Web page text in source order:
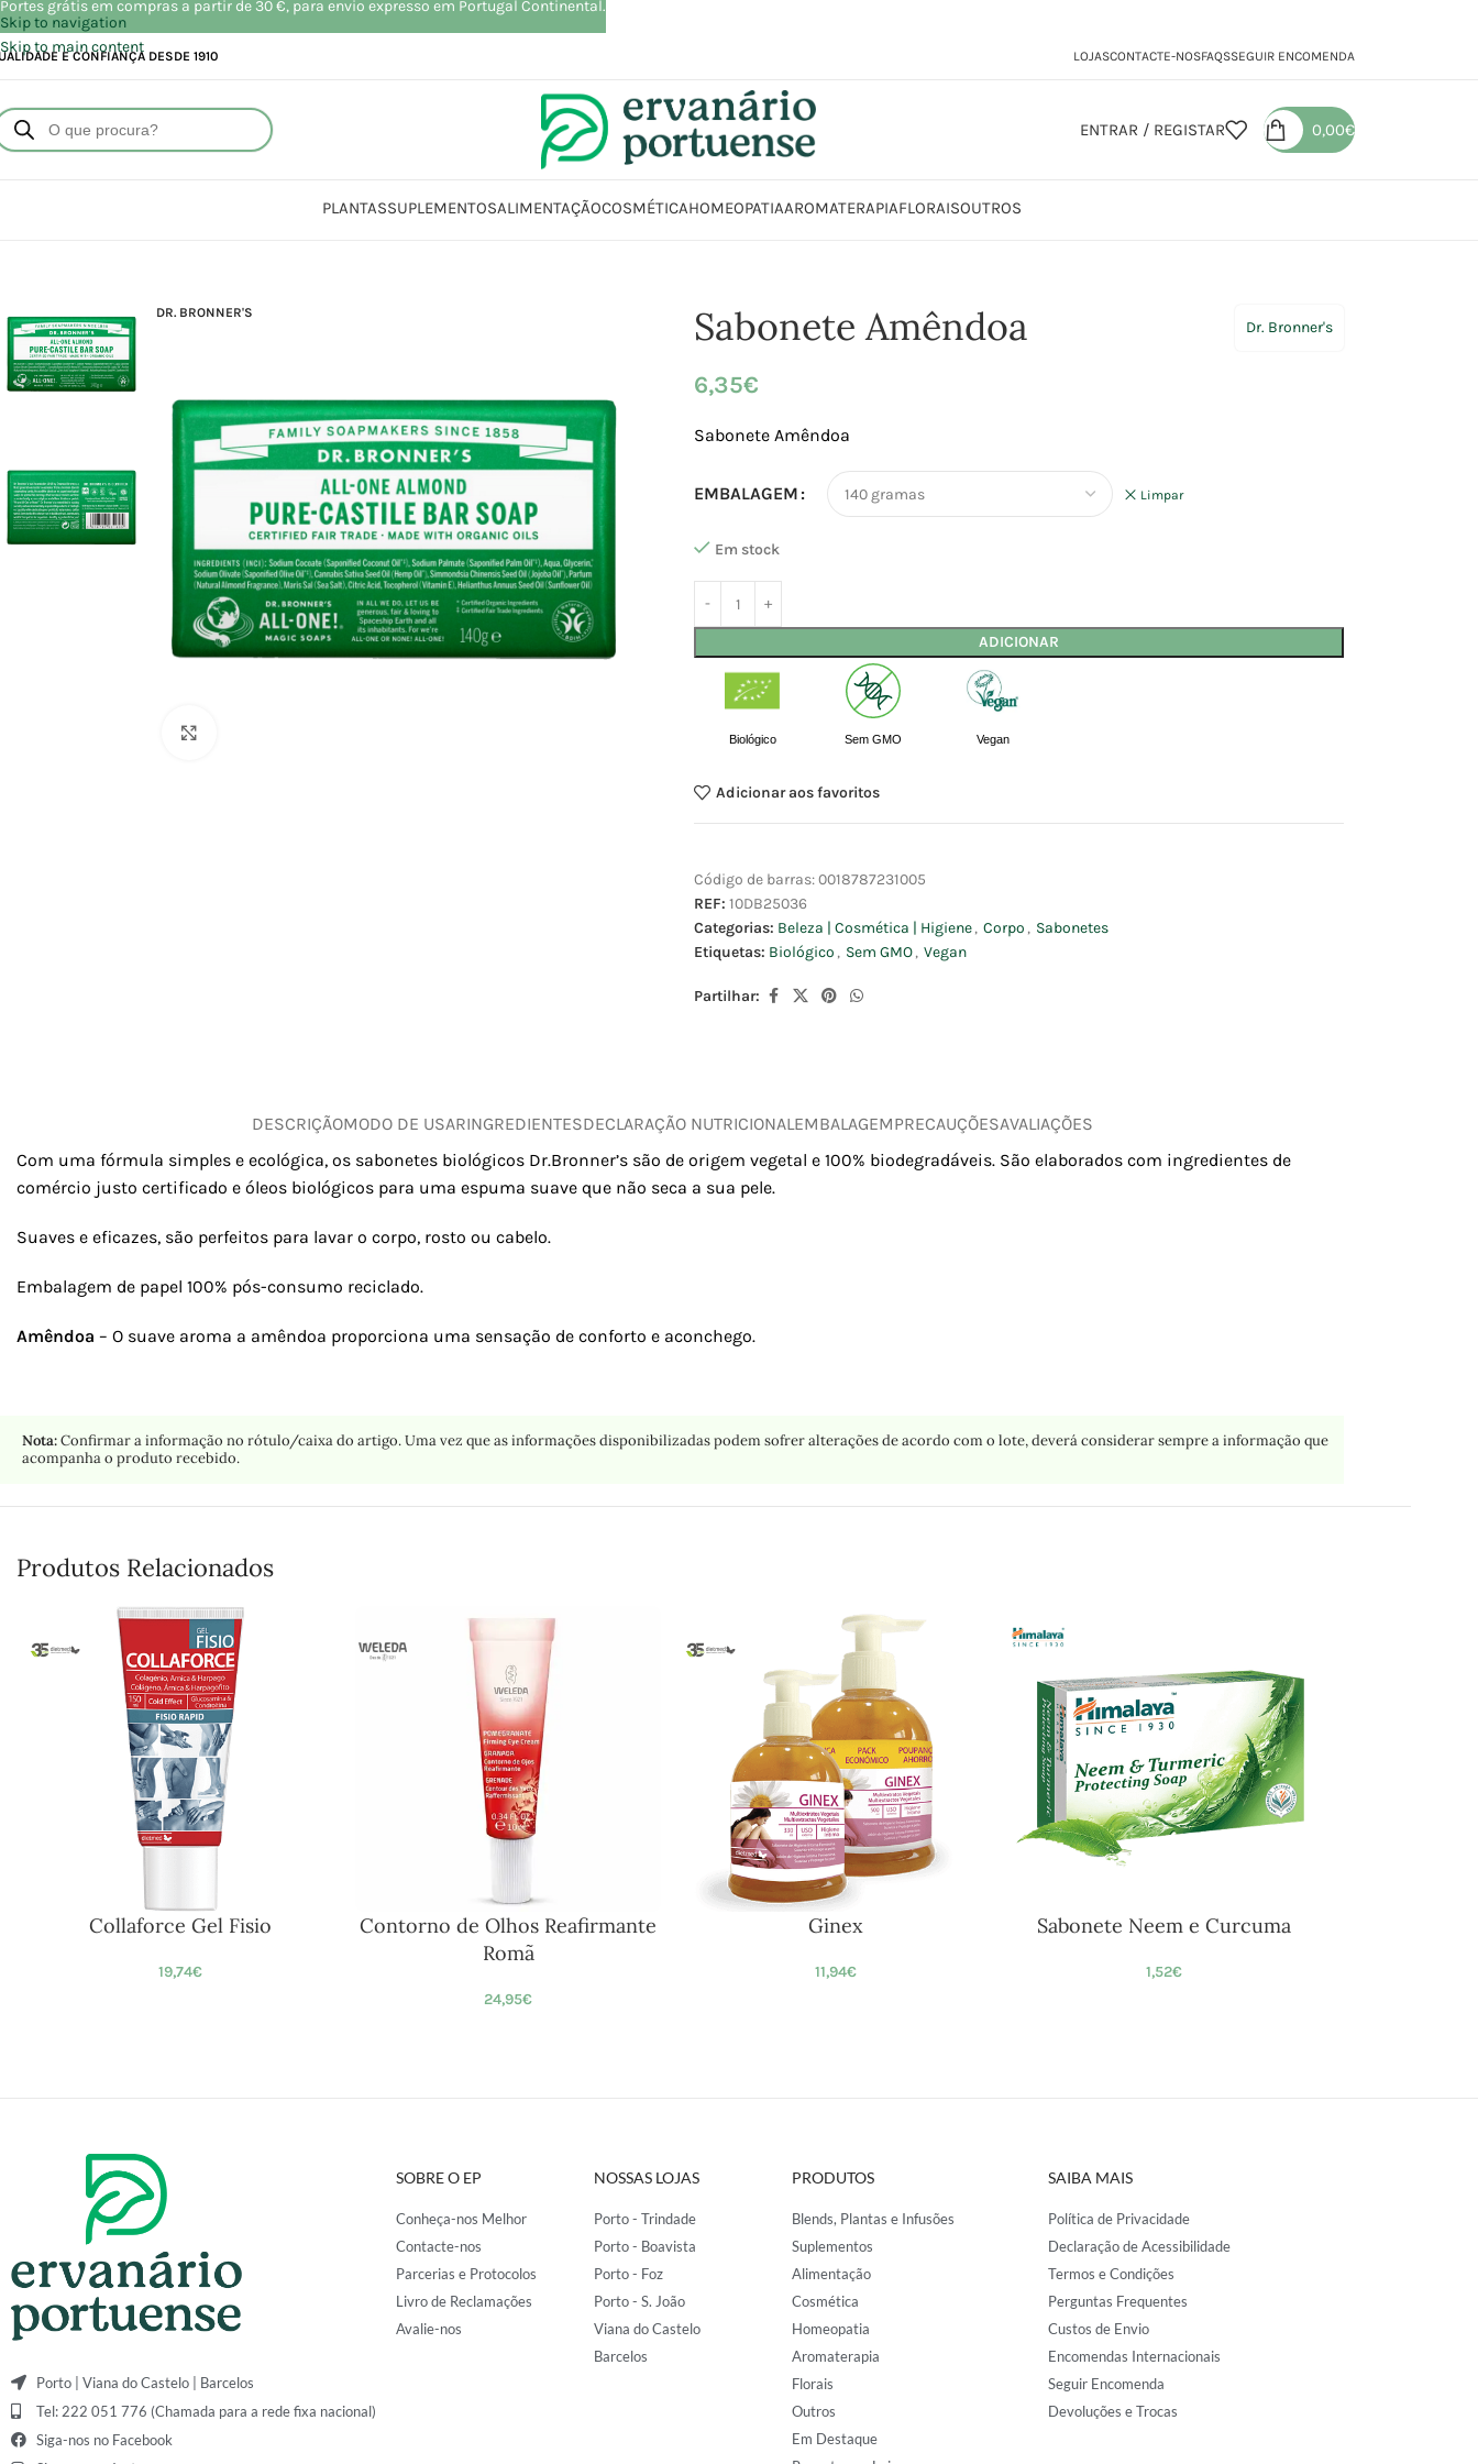
Skip to navigation
Skip to main content
E CONFIANÇA DESDE 1910 LOJASCONTACTE-NOSFAQSSEGUIR ENCOMENDA
ENTRAR / REGISTAR 0,00€
PLANTASSUPLEMENTOSALIMENTAÇÃOCOSMÉTICAHOMEOPATIAAROMATERAPIAFLORAISOUTROS
DR. BRONNER'S Sabonete Amêndoa Dr. Bronner's
6,35€
Sabonete Amêndoa
EMBALAGEM Limpar
Em stock
ADICIONAR
Biológico Sem GMO Vegan
Adicionar aos favoritos
Código de barras:0018787231005
REF: 10DB25036
Categorias: Beleza | Cosmética | Higiene, Corpo , Sabonetes
Etiquetas: Biológico , Sem GMO, Vegan
Partilhar:
DESCRIÇÃOMODO DE USARINGREDIENTESDECLARAÇÃO NUTRICIONAL EMBALAGEMPRECAUÇÕESAVALIAÇÕES
Com uma fórmula simples e ecológica, os sabonetes biológicos Dr.Bronner’s são de origem vegetal e 100% biodegradáveis. São elaborados com ingredientes de
comércio justo certificado e óleos biológicos para uma espuma suave que não seca a sua pele.
Suaves e eficazes, são perfeitos para lavar o corpo, rosto ou cabelo.
Embalagem de papel 100% pós-consumo reciclado.
Amêndoa – O suave aroma a amêndoa proporciona uma sensação de conforto e aconchego.
Nota:Confirmar a informação no rótulo/caixa do artigo. Uma vez que as informações disponibilizadas podem sofrer alterações de acordo com o lote, deverá considerar sempre a informação que
acompanha o produto recebido.
Produtos Relacionados
Collaforce Gel Fisio
19,74€
Contorno de Olhos Reafirmante
Romã
24,95€
Ginex
11,94€
Sabonete Neem e Curcuma
1,52€
Porto | Viana do Castelo | Barcelos
Tel: 222 051 776 (Chamada para a rede fixa nacional)
Siga-nos no Facebook
SOBRE O EP
Conheça-nos Melhor
Contacte-nos
Parcerias e Protocolos
Livro de Reclamações
Avalie-nos
NOSSAS LOJAS
Porto - Trindade
Porto - Boavista
Porto - Foz
Porto - S. João
Viana do Castelo
Barcelos
PRODUTOS
Blends, Plantas e Infusões
Suplementos
Alimentação
Cosmética
Homeopatia
Aromaterapia
Florais
Outros
Em Destaque
SAIBA MAIS
Política de Privacidade
Declaração de Acessibilidade
Termos e Condições
Perguntas Frequentes
Custos de Envio
Encomendas Internacionais
Seguir Encomenda
Devoluções e Trocas
Portes grátis em compras a partir de 30 €, para envio expresso em Portugal Continental.